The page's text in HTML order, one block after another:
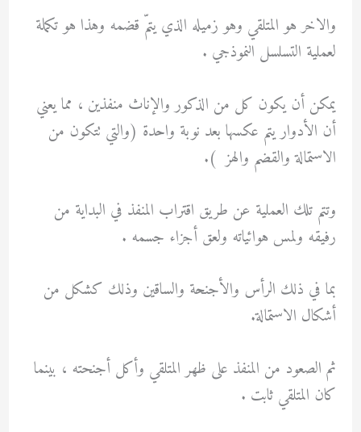
والاخر هو المتلقي وهو زميله الذي يتمّ قضمه وهذا هو تكملة
لعملية التسلسل النموذجي .
يمكن أن يكون كل من الذكور والإناث منفذين ، مما يعني
أن الأدوار يتم عكسها بعد نوبة واحدة (والتي تتكون من
الاستمالة والقضم والهز ).
وتتم تلك العملية عن طريق اقتراب المنفذ في البداية من
رفيقه ولمس هوائياته ولعق أجزاء جسمه .
بما في ذلك الرأس والأجنحة والساقين وذلك كشكل من
أشكال الاستمالة.
ثم الصعود من المنفذ على ظهر المتلقي وأكل أجنحته ، بينما
كان المتلقي ثابت .